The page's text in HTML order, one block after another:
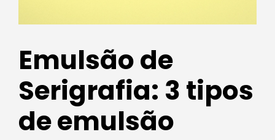
Emulsão de
Serigrafia: 3 tipos
de emulsão